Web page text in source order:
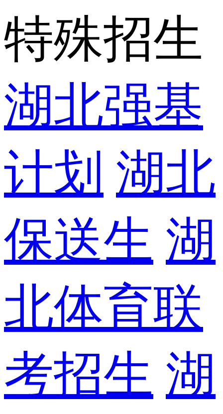
特殊招生
湖北强基
计划 湖北
保送生 湖
北体育联
考招生 湖